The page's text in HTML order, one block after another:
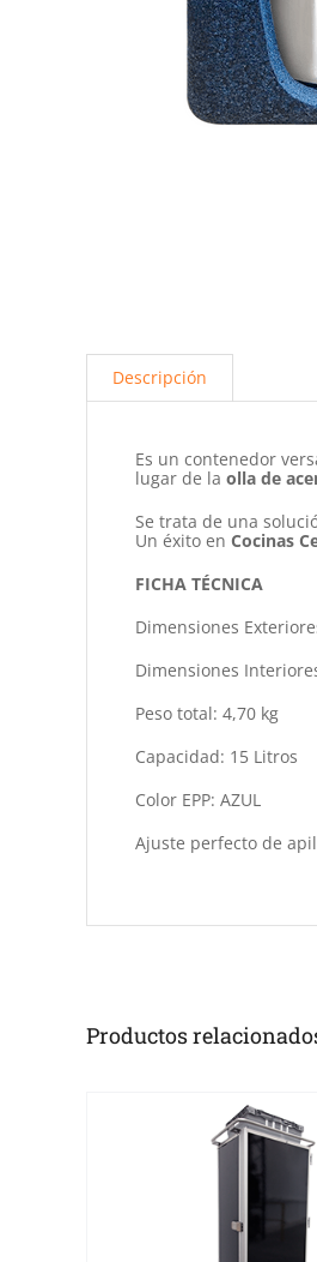
Descripción
Es un contenedor
lugar de la olla de
Se trata de una
Un éxito en Cocinas
FICHA TÉCNICA
Dimensiones
Dimensiones
Peso total: 4,70 kg
Capacidad: 15 Litros
Color EPP: AZUL
Ajuste perfecto de
Productos